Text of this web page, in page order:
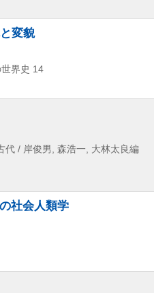
変貌
世界史 14
代 / 岸俊男, 森浩一,
大林太良編
社会人類学